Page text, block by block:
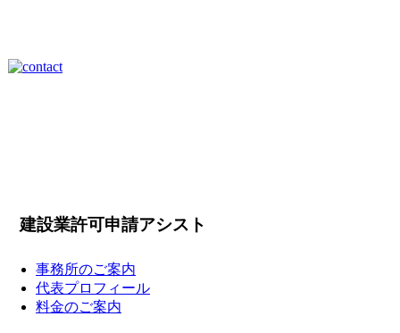
建設業許可申請アシスト
事務所のご案内
代表プロフィール
料金のご案内